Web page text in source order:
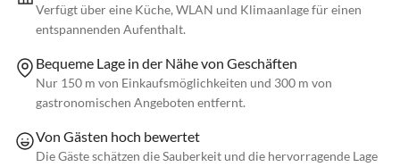
Verfügt über eine Küche, WLAN und Klimaanlage für einen
entspannenden Aufenthalt.
Bequeme Lage in der Nähe von Geschäften
Nur 150 m von Einkaufsmöglichkeiten und 300 m von
gastronomischen Angeboten entfernt.
Von Gästen hoch bewertet
Die Gäste schätzen die Sauberkeit und die hervorragende Lage